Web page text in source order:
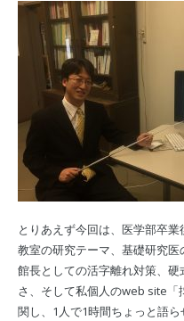
とりあえず今回は、医学部卒業
教室の研究テーマ、基礎研究
館長としての活字離れ対策、
さ、そして私個人のweb site「
関し、1人で1時間ちょっと語